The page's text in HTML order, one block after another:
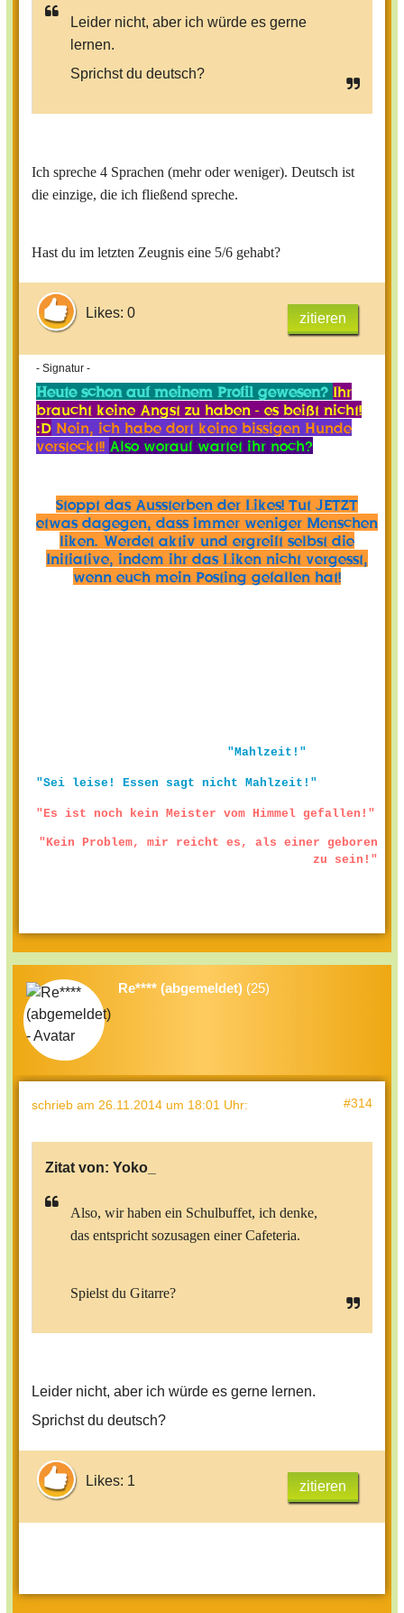
Leider nicht, aber ich würde es gerne
lernen.
Sprichst du deutsch?
Ich spreche 4 Sprachen (mehr oder weniger). Deutsch ist
die einzige, die ich fließend spreche.
Hast du im letzten Zeugnis eine 5/6 gehabt?
Likes: 0 zitieren
- Signatur -
Heute schon auf meinem Profil gewesen? Ihr
braucht keine Angst zu haben - es beißt nicht!
:D Nein, ich habe dort keine bissigen Hunde
versteckt!! Also worauf wartet ihr noch?
Stoppt das Aussterben der Likes! Tut JETZT
etwas dagegen, dass immer weniger Menschen
liken. Werdet aktiv und ergreift selbst die
Initiative, indem ihr das Liken nicht vergesst,
wenn euch mein Posting gefallen hat!
"Mahlzeit!"
"Sei leise! Essen sagt nicht Mahlzeit!"
"Es ist noch kein Meister vom Himmel gefallen!"
"Kein Problem, mir reicht es, als einer geboren
zu sein!"
Re**** (abgemeldet) (25)
schrieb am 26.11.2014 um 18:01 Uhr: #314
Zitat von: Yoko_
Also, wir haben ein Schulbuffet, ich denke,
das entspricht sozusagen einer Cafeteria.
Spielst du Gitarre?
Leider nicht, aber ich würde es gerne lernen.
Sprichst du deutsch?
Likes: 1 zitieren